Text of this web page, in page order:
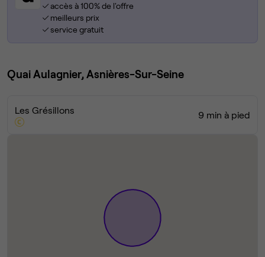
accès à 100% de l'offre
meilleurs prix
service gratuit
Quai Aulagnier, Asnières-Sur-Seine
Les Grésillons 9 min à pied